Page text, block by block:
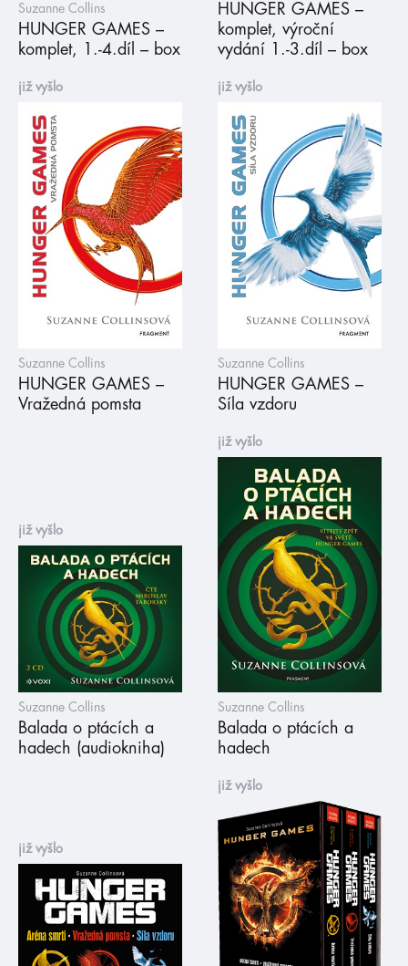
Suzanne Collins
HUNGER GAMES –
komplet, 1.-4.díl – box
HUNGER GAMES –
komplet, výroční
vydání 1.-3.díl – box
již vyšlo
Suzanne Collins
HUNGER GAMES –
Vražedná pomsta
již vyšlo
Suzanne Collins
HUNGER GAMES –
Síla vzdoru
již vyšlo
Suzanne Collins
Balada o ptácích a
hadech (audiokniha)
již vyšlo
Suzanne Collins
Balada o ptácích a
hadech
již vyšlo
již vyšlo